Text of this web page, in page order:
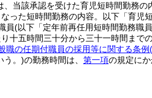
当該承認を受けた育児短時間勤務の
った短時間勤務の内容。以下「育児
員(以下「定年前再任用短時間勤務職
十五時間三十分から三十一時間まで
職の任期付職員の採用等に関する条例
う。)の勤務時間は、 第一項の規定に